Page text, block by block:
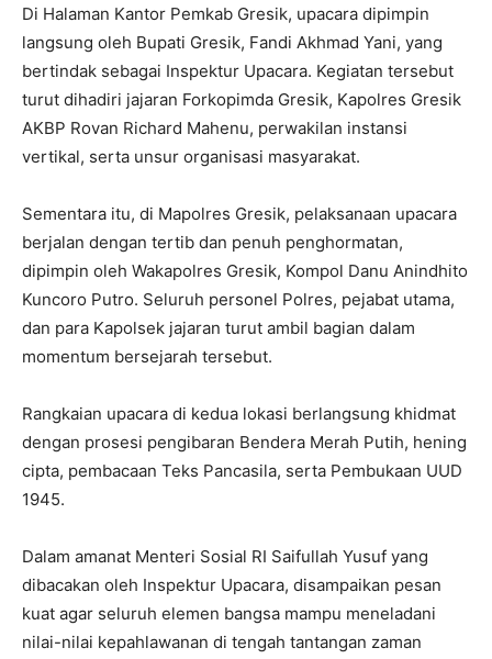
Di Halaman Kantor Pemkab Gresik, upacara dipimpin
langsung oleh Bupati Gresik, Fandi Akhmad Yani, yang
bertindak sebagai Inspektur Upacara. Kegiatan tersebut
turut dihadiri jajaran Forkopimda Gresik, Kapolres Gresik
AKBP Rovan Richard Mahenu, perwakilan instansi
vertikal, serta unsur organisasi masyarakat.
Sementara itu, di Mapolres Gresik, pelaksanaan upacara
berjalan dengan tertib dan penuh penghormatan,
dipimpin oleh Wakapolres Gresik, Kompol Danu Anindhito
Kuncoro Putro. Seluruh personel Polres, pejabat utama,
dan para Kapolsek jajaran turut ambil bagian dalam
momentum bersejarah tersebut.
Rangkaian upacara di kedua lokasi berlangsung khidmat
dengan prosesi pengibaran Bendera Merah Putih, hening
cipta, pembacaan Teks Pancasila, serta Pembukaan UUD
1945.
Dalam amanat Menteri Sosial RI Saifullah Yusuf yang
dibacakan oleh Inspektur Upacara, disampaikan pesan
kuat agar seluruh elemen bangsa mampu meneladani
nilai-nilai kepahlawanan di tengah tantangan zaman